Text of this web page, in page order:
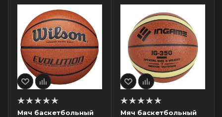
Мяч баскетбольный
Мяч баскетбольный